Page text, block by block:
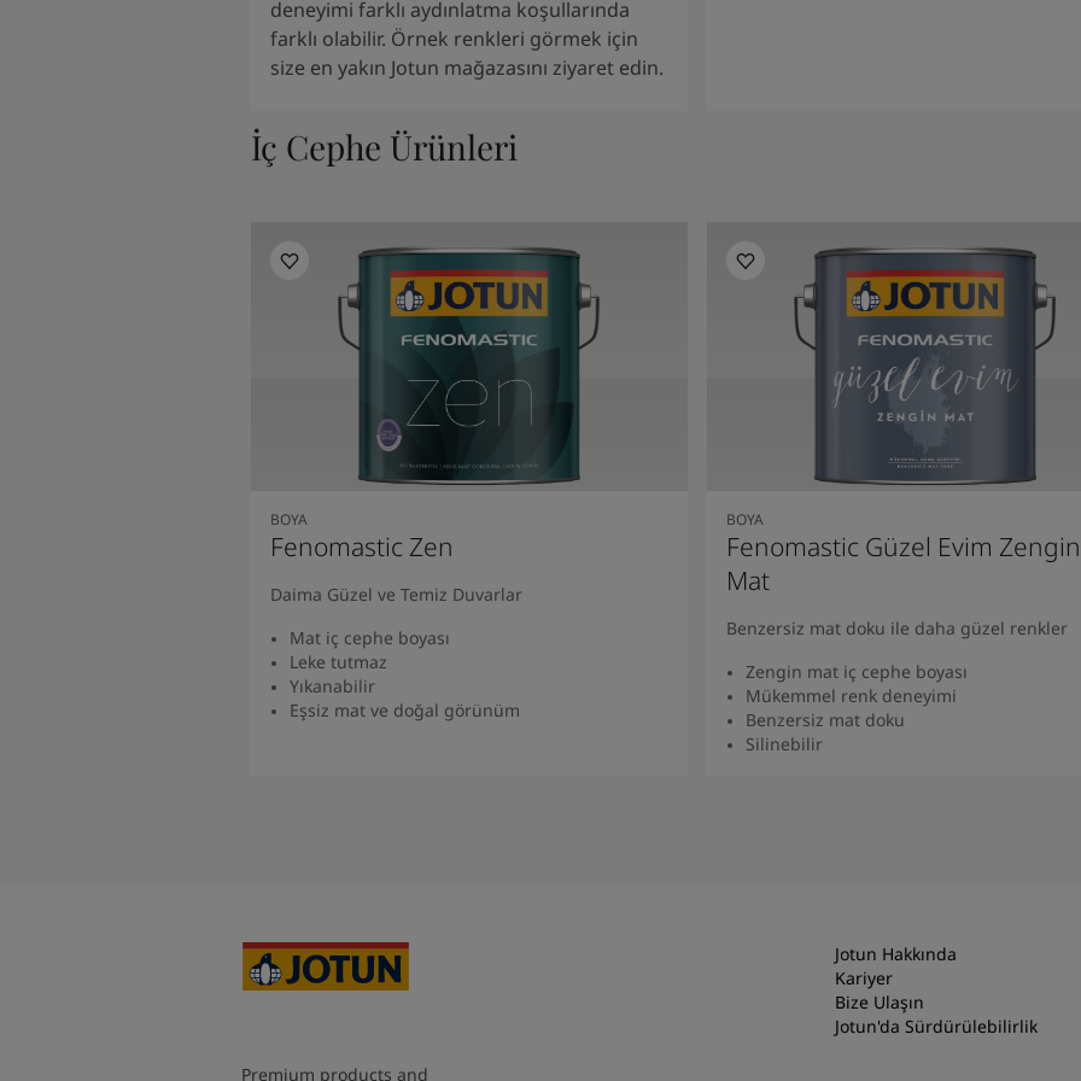
deneyimi farklı aydınlatma koşullarında
farklı olabilir. Örnek renkleri görmek için
size en yakın Jotun mağazasını ziyaret edin.
İç Cephe Ürünleri
BOYA
Fenomastic Zen
Daima Güzel ve Temiz Duvarlar
Mat iç cephe boyası
Leke tutmaz
Yıkanabilir
Eşsiz mat ve doğal görünüm
BOYA
Fenomastic Güzel Evim Zengin
Mat
Benzersiz mat doku ile daha güzel renkler
Zengin mat iç cephe boyası
Mükemmel renk deneyimi
Benzersiz mat doku
Silinebilir
Premium products and
Jotun Hakkında
Kariyer
Bize Ulaşın
Jotun'da Sürdürülebilirlik